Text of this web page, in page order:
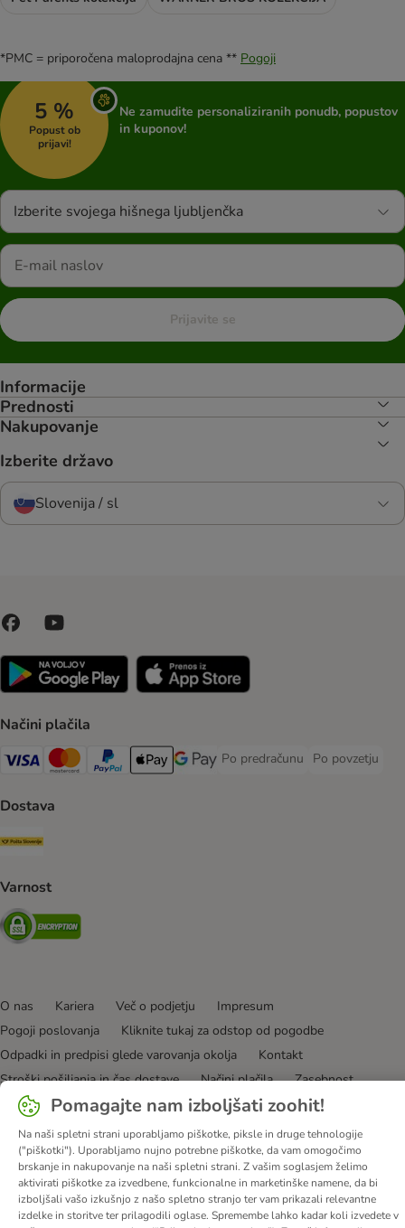
*PMC = priporočena maloprodajna cena ** Pogoji
5 %
Popust ob
prijavi!
Ne zamudite personaliziranih ponudb, popustov
in kuponov!
Izberite svojega hišnega ljubljenčka
Prijavite se
Informacije
Prednosti
Nakupovanje
Izberite državo
Slovenija / sl
Načini plačila
Visa Payment Method
MasterCard Payment Method
PayPal Payment Method
Apple Pay Payment Method
Google pay Payment Method
Po predračunu
Po predračunu Payment Method
Po povzetju
Po povzetju
Dostava
Pošta Slovenije Shipping Method
Varnost
Security
O nas Kariera Več o podjetju
Impresum
Pogoji poslovanja
Kliknite tukaj za odstop od pogodbe
Odpadki in predpisi glede varovanja okolja
Kontakt
Stroški pošiljanja in čas dostave
Načini plačila
Zasebnost
Izjava o dostopnosti
Informacije – Zakon o digitalnih storitvah
© zooplus SE2026
Pomagajte nam izboljšati zoohit!
Na naši spletni strani uporabljamo piškotke, piksle in druge tehnologije
("piškotki"). Uporabljamo nujno potrebne piškotke, da vam omogočimo
brskanje in nakupovanje na naši spletni strani. Z vašim soglasjem želimo
aktivirati piškotke za izvedbene, funkcionalne in marketinške namene, da bi
izboljšali vašo izkušnjo z našo spletno stranjo ter vam prikazali relevantne
izdelke in storitve ter prilagodili oglase. Spremembe lahko kadar koli izvedete v